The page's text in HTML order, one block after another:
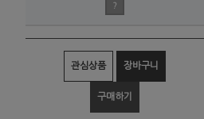
?
관심상품 장바구니
구매하기